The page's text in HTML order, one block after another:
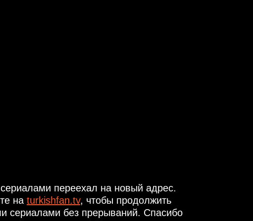
переехал на новый адрес.
на turkishfan.tv, чтобы продолжить
сериалами без прерываний. Спасибо